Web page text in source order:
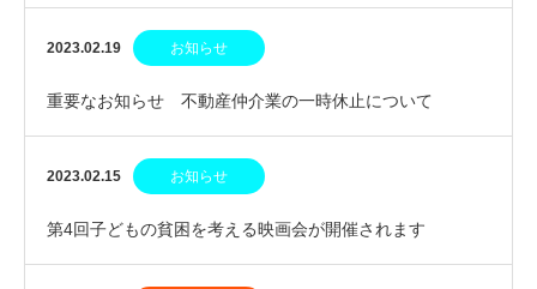
2023.02.19 お知らせ
重要なお知らせ 不動産仲介業の一時休止について
2023.02.15 お知らせ
第4回子どもの貧困を考える映画会が開催されます